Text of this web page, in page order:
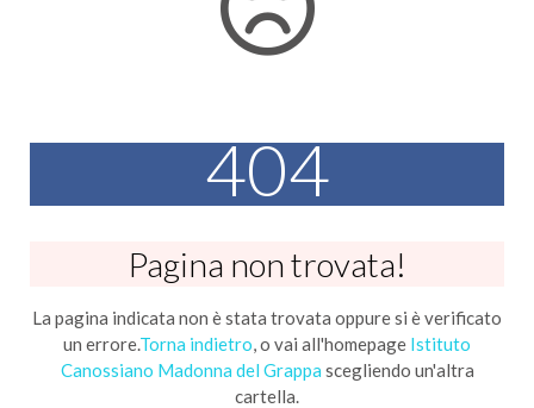
404
Pagina non trovata!
La pagina indicata non è stata trovata oppure si è verificato
un errore.Torna indietro, o vai all'homepage Istituto
Canossiano Madonna del Grappa scegliendo un'altra
cartella.